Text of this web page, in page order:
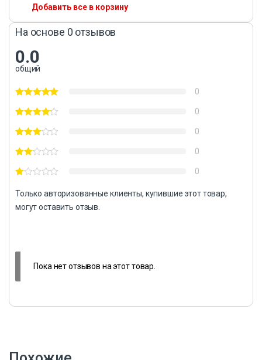
Добавить все в корзину
На основе 0 отзывов
0.0
общий
0
0
0
0
0
Только авторизованные клиенты, купившие этот товар,
могут оставить отзыв.
Пока нет отзывов на этот товар.